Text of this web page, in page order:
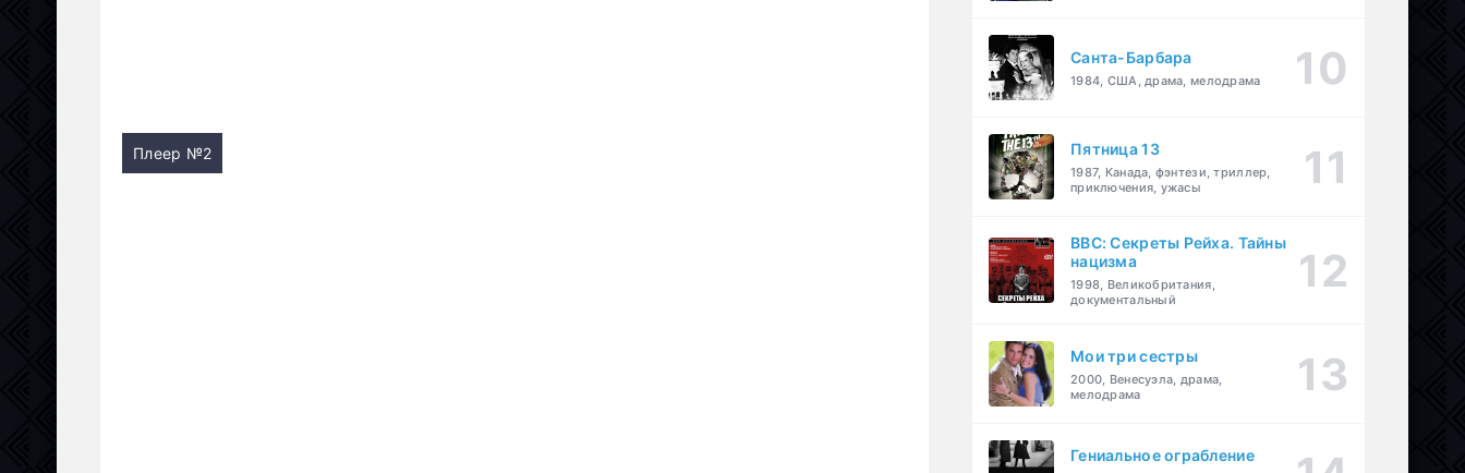
Плеер №2
Санта-Барбара
1984, США, драма, мелодрама
Пятница 13
1987, Канада, фэнтези, триллер,
приключения, ужасы
BBC: Секреты Рейха. Тайны
нацизма
1998, Великобритания,
документальный
Мои три сестры
2000, Венесуэла, драма,
мелодрама
Гениальное ограбление